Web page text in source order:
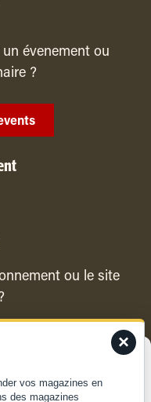
utilisons des technologies
évenement ou
?
ou le site
client ×
vos magazines en
des magazines